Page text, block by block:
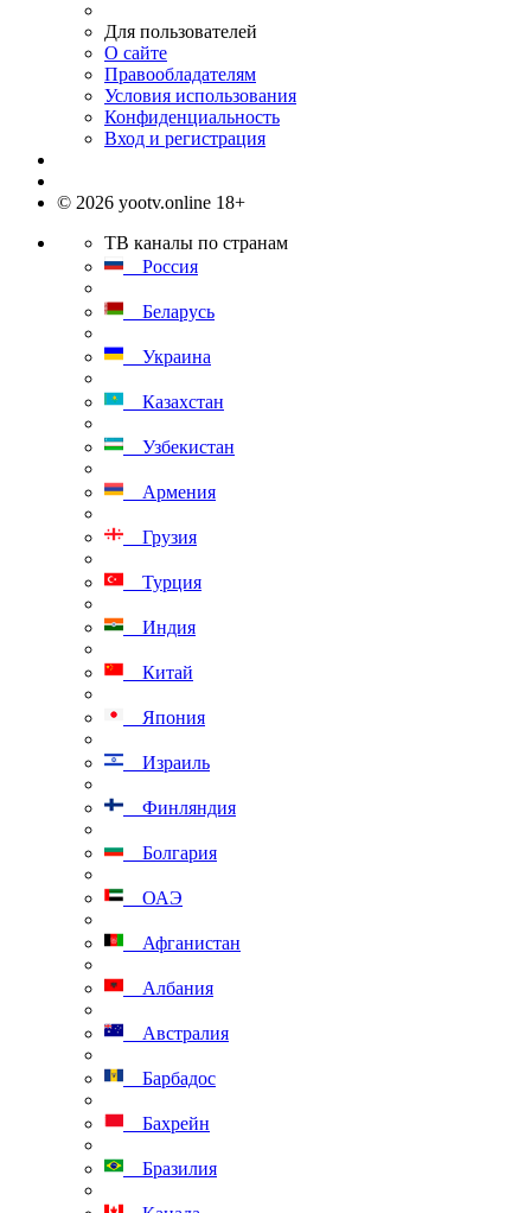
Для пользователей
О сайте
Правообладателям
Условия использования
Конфиденциальность
Вход и регистрация
© 2026 yootv.online 18+
ТВ каналы по странам
Россия
Беларусь
Украина
Казахстан
Узбекистан
Армения
Грузия
Турция
Индия
Китай
Япония
Израиль
Финляндия
Болгария
ОАЭ
Афганистан
Албания
Австралия
Барбадос
Бахрейн
Бразилия